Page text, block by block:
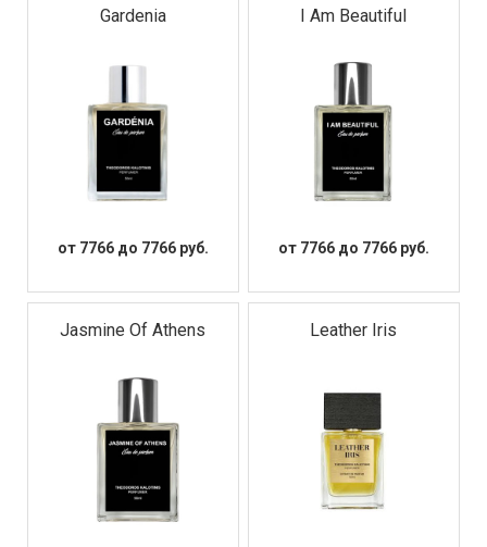
Gardenia
от 7766 до 7766 руб.
I Am Beautiful
от 7766 до 7766 руб.
Jasmine Of Athens Leather Iris